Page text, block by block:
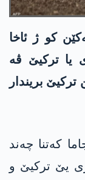
کو ژ ئاخا
یا ترکیێ ڤە
و 2 پۆلیسێن ترکیێ بریندار
کەتنا چەند
یێ ترکیێ و